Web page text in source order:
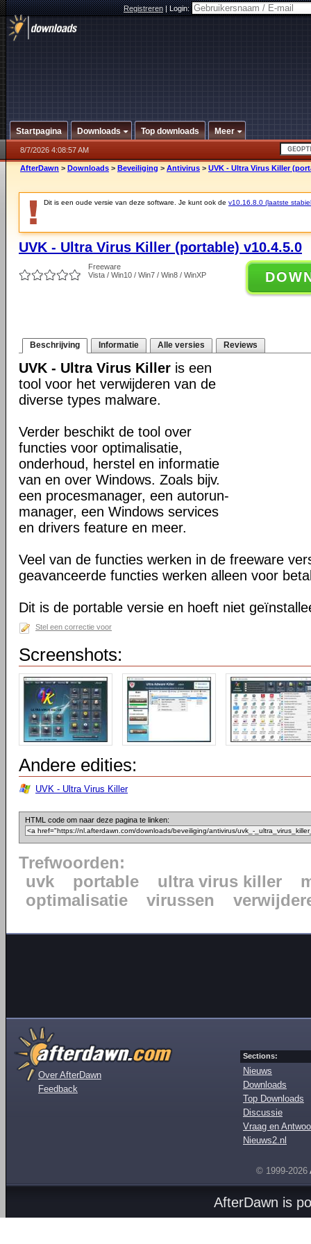
Registreren|Login:
Startpagina Downloads Top downloads Meer
8/7/2026 4:08:57 AM
AfterDawn > Downloads > Beveiliging > Antivirus > UVK - Ultra Virus Killer
Dit is een oude versie van deze software. Je kunt ook de v10.16.8.0 (laatste
UVK - Ultra Virus Killer (portable) v10.4.5.0
Freeware
Vista / Win10 / Win7 / Win8 / WinXP
Beschrijving Informatie Alle versies Reviews
UVK - Ultra Virus Killer is een
tool voor het verwijderen van de
diverse types malware.
Verder beschikt de tool over
functies voor optimalisatie,
onderhoud, herstel en informatie
van en over Windows. Zoals bijv.
een procesmanager, een autorun-
manager, een Windows services
en drivers feature en meer.
Veel van de functies werken in de freeware
geavanceerde functies werken alleen voor
Dit is de portable versie en hoeft niet
Stel een correctie voor
Screenshots:
Andere edities:
UVK - Ultra Virus Killer
HTML code om naar deze pagina te linken:
Trefwoorden:
uvk
portable ultra virus killer
optimalisatie
virussen
Over AfterDawn
Feedback
Sections:
Nieuws
Downloads
Top Downloads
Discussie
Vraag en
Nieuws2.nl
© 1999-2026
AfterDawn is